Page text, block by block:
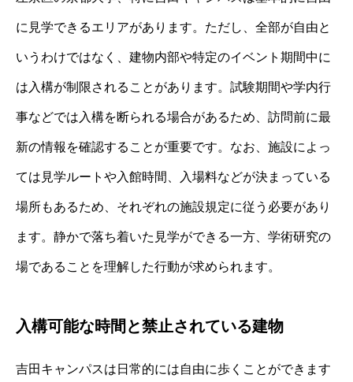
に見学できるエリアがあります。ただし、全部が自由と
いうわけではなく、建物内部や特定のイベント期間中に
は入構が制限されることがあります。試験期間や学内行
事などでは入構を断られる場合があるため、訪問前に最
新の情報を確認することが重要です。なお、施設によっ
ては見学ルートや入館時間、入場料などが決まっている
場所もあるため、それぞれの施設規定に従う必要があり
ます。静かで落ち着いた見学ができる一方、学術研究の
場であることを理解した行動が求められます。
入構可能な時間と禁止されている建物
吉田キャンパスは日常的には自由に歩くことができます